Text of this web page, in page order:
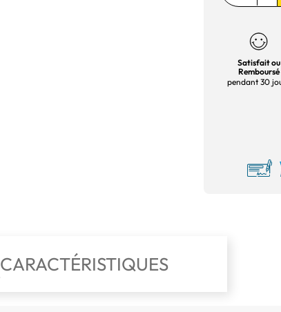
Satisfait ou
Remboursé
pendant 30
CARACTÉRISTIQUES